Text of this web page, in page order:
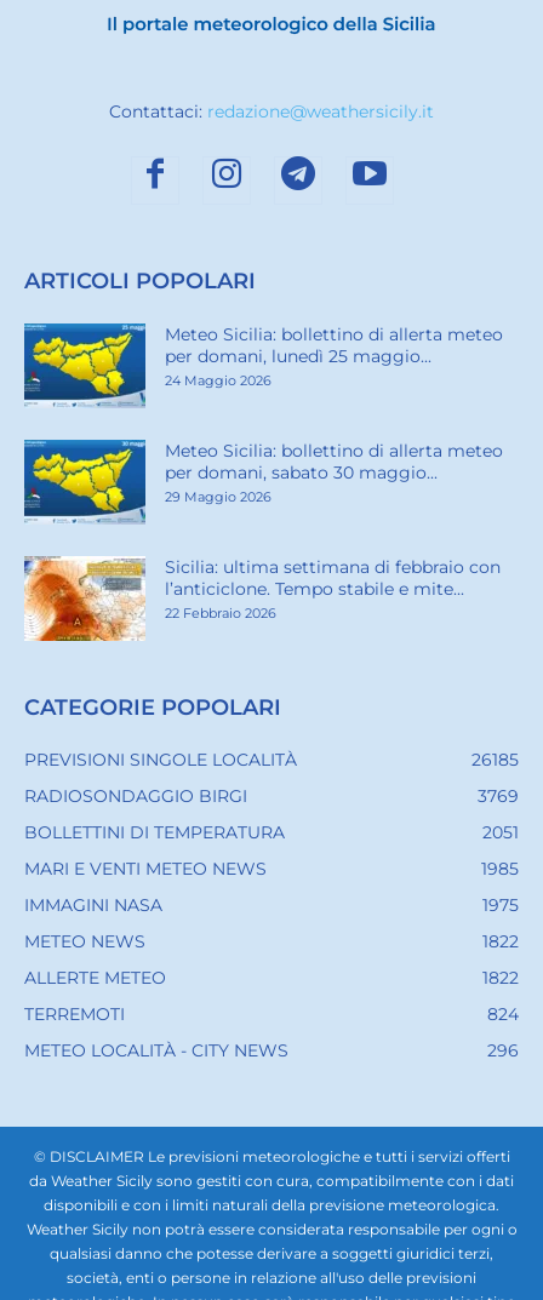
Contattaci: redazione@weathersicily.it
ARTICOLI POPOLARI
Meteo Sicilia: bollettino di allerta meteo
per domani, lunedì 25 maggio...
24 Maggio 2026
Meteo Sicilia: bollettino di allerta meteo
per domani, sabato 30 maggio...
29 Maggio 2026
Sicilia: ultima settimana di febbraio con
l’anticiclone. Tempo stabile e mite...
22 Febbraio 2026
CATEGORIE POPOLARI
PREVISIONI SINGOLE LOCALITÀ
26185
RADIOSONDAGGIO BIRGI
3769
BOLLETTINI DI TEMPERATURA
2051
MARI E VENTI METEO NEWS
1985
IMMAGINI NASA
1975
METEO NEWS
1822
ALLERTE METEO
1822
TERREMOTI
824
METEO LOCALITÀ - CITY NEWS
296
© DISCLAIMER Le previsioni meteorologiche e tutti i servizi offerti
da Weather Sicily sono gestiti con cura, compatibilmente con i dati
disponibili e con i limiti naturali della previsione meteorologica.
Weather Sicily non potrà essere considerata responsabile per ogni o
qualsiasi danno che potesse derivare a soggetti giuridici terzi,
società, enti o persone in relazione all'uso delle previsioni